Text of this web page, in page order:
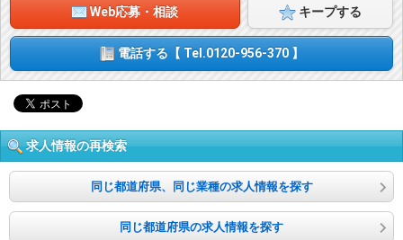
・1本単位のお給料が上がるので、あまり多く出来ない方も稼ぎやす
い環境になります。
もちろん、完全任意制となっておりますので、お好みのオプションだ
け選ぶことも可能です。
基本プレイがしっかりしておりますので全てオプションNGでも稼ぐ
事も出来ます★
●入店までの流れ
①女性にアンケートシートに記入頂きます。
簡単なアンケートシートに記入頂きます。今までの経験や、希望金
額、出勤日などご自身の希望をアンケートに記入頂きます。
②面接読本を読んで頂きます。
Web応募・相談 キープする
電話する【 Tel.0120-956-370 】
求人情報の再検索
同じ都道府県、同じ業種の求人情報を探す
同じ都道府県の求人情報を探す